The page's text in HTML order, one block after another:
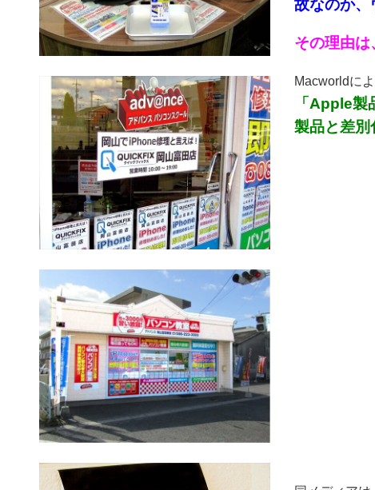
故なのか、
その理由
Macworldに
「Apple
製品と差